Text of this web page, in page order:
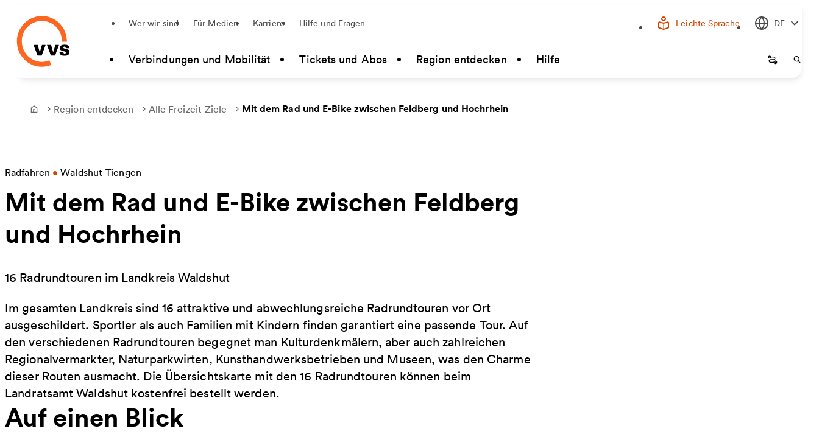
Zum Hauptinhalt springen
Wer wir sind Für Medien Karriere Hilfe und Fragen Leichte Sprache DE
Verbindungen und Mobilität Tickets und Abos Region entdecken Hilfe Startseite
Frontpage
Region entdecken Alle Freizeit-Ziele Mit dem Rad und E-Bike zwischen Feldberg und Hochrhein
Radfahren • Waldshut-Tiengen
Mit dem Rad und E-Bike zwischen Feldberg
und Hochrhein
16 Radrundtouren im Landkreis Waldshut
Im gesamten Landkreis sind 16 attraktive und abwechlungsreiche Radrundtouren vor Ort
ausgeschildert. Sportler als auch Familien mit Kindern finden garantiert eine passende Tour. Auf
den verschiedenen Radrundtouren begegnet man Kulturdenkmälern, aber auch zahlreichen
Regionalvermarkter, Naturparkwirten, Kunsthandwerksbetrieben und Museen, was den Charme
dieser Routen ausmacht. Die Übersichtskarte mit den 16 Radrundtouren können beim
Landratsamt Waldshut kostenfrei bestellt werden.
Auf einen Blick